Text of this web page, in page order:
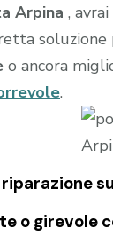
Arpina ,
soluzione
o ancora
.
o girevole